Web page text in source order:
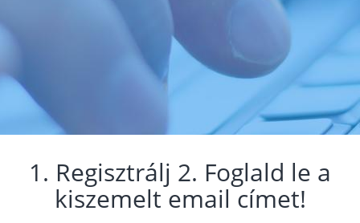
1. Regisztrálj 2. Foglald le a
kiszemelt email címet!